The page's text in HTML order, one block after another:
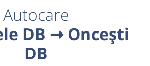
Autocare
DB ➞ Oncești
DB